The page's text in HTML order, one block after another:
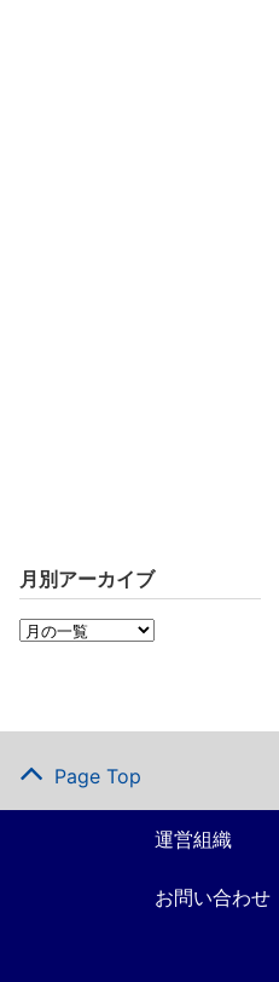
月別アーカイブ
Page Top
運営組織
お問い合わせ